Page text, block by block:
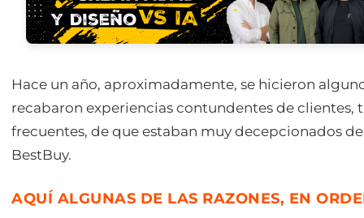
Hace un año, aproximadamente, se hicieron
recabaron experiencias contundentes de clientes,
frecuentes, de que estaban muy decepcionados
BestBuy.
AQUÍ ALGUNAS DE LAS RAZONES, EN